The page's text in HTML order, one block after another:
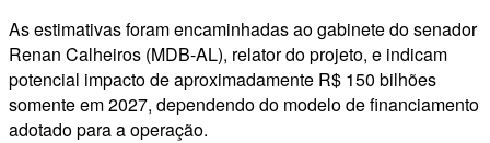
As estimativas foram encaminhadas ao gabinete do senador
Renan Calheiros (MDB-AL), relator do projeto, e indicam
potencial impacto de aproximadamente R$ 150 bilhões
somente em 2027, dependendo do modelo de financiamento
adotado para a operação.